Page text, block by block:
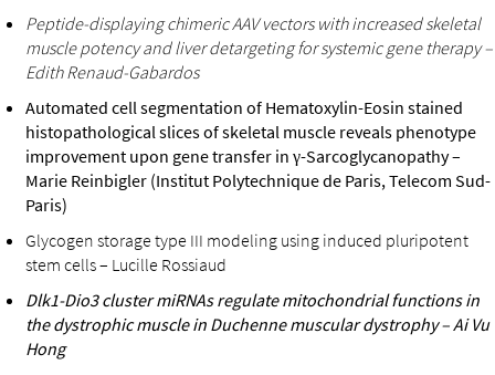
Peptide-displaying chimeric AAV vectors with increased skeletal
muscle potency and liver detargeting for systemic gene therapy –
Edith Renaud-Gabardos
Automated cell segmentation of Hematoxylin-Eosin stained
histopathological slices of skeletal muscle reveals phenotype
improvement upon gene transfer in γ-Sarcoglycanopathy –
Marie Reinbigler (Institut Polytechnique de Paris, Telecom Sud-
Paris)
Glycogen storage type III modeling using induced pluripotent
stem cells – Lucille Rossiaud
Dlk1-Dio3 cluster miRNAs regulate mitochondrial functions in
the dystrophic muscle in Duchenne muscular dystrophy – Ai Vu
Hong